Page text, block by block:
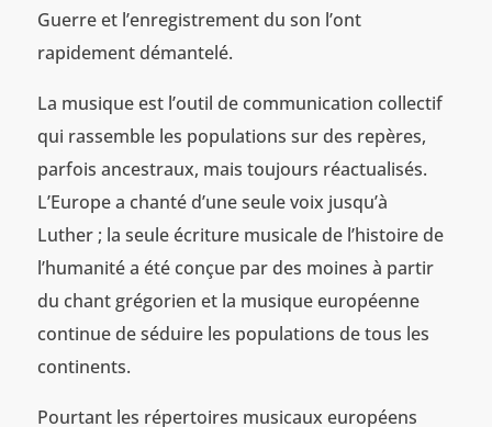
Guerre et l’enregistrement du son l’ont
rapidement démantelé.
La musique est l’outil de communication collectif
qui rassemble les populations sur des repères,
parfois ancestraux, mais toujours réactualisés.
L’Europe a chanté d’une seule voix jusqu’à
Luther ; la seule écriture musicale de l’histoire de
l’humanité a été conçue par des moines à partir
du chant grégorien et la musique européenne
continue de séduire les populations de tous les
continents.
Pourtant les répertoires musicaux européens